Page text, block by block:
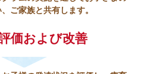
ご家族と共有します。
価および改善